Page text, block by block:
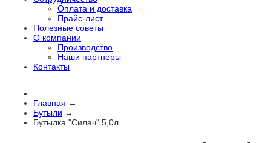
Оплата и доставка
Прайс-лист
Полезные советы
О компании
Производство
Наши партнеры
Контакты
Главная →
Бутыли →
Бутылка "Силач" 5,0л